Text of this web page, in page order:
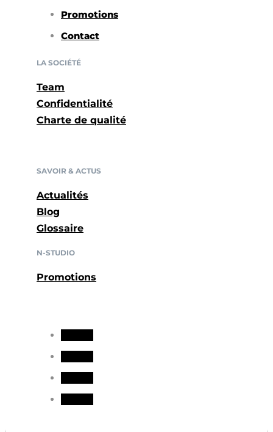
Promotions
Contact
LA SOCIÉTÉ
Team
Confidentialité
Charte de qualité
SAVOIR & ACTUS
Actualités
Blog
Glossaire
N-STUDIO
Promotions